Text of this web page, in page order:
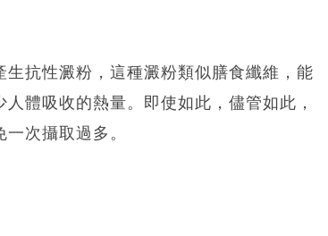
抗性澱粉，這種澱粉類似膳食纖維，能
體吸收的熱量。即使如此，儘管如此，
次攝取過多。